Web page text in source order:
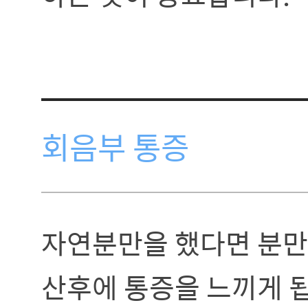
회음부 통증
자연분만을 했다면 분
산후에 통증을 느끼게